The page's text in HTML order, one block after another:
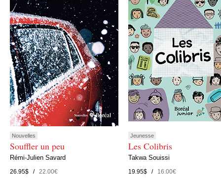
Nouvelles
Souffler un peu
Rémi-Julien Savard
26.95$ /22.00€
Jeunesse
Les Colibris
Takwa Souissi
19.95$ /16.00€